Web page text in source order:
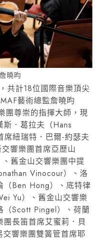
曉昀
共計18位國際音樂頂尖
藝術總監詹曉昀
團尊崇的指揮大師，現
．葛拉夫（Hans
紐瑞特．巴爾-約瑟夫
響樂團首席亞歷山
舊金山交響樂團中提
Vinocour）、洛
（Ben Hong）、底特律
Yu）、舊金山交響樂
（Scott Pingel）、荷蘭
長笛首席艾蜜莉．貝
交響樂團雙簧管首席耶